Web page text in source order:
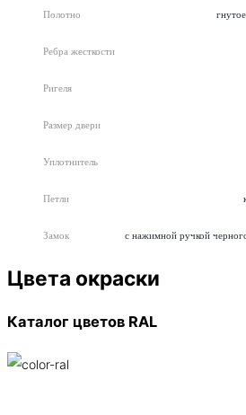
Полотно
Ребра жесткости
Ригеля
Размер двери
Уплотнитель
Петли
с нажимной ручкой
Замок
Цвета окраски
Каталог цветов RAL